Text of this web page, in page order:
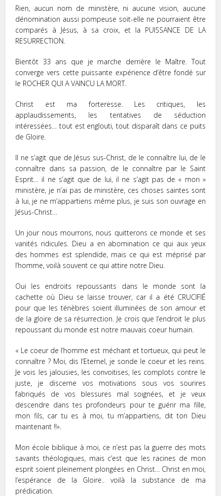
Rien, aucun nom de ministère, ni aucune vision, aucune
dénomination aussi pompeuse soit-elle ne pourraient être
comparés à Jésus, à sa croix, et la PUISSANCE DE LA
RESURRECTION.
Bientôt 33 ans que je marche derrière le Maître. Tout
converge vers cette puissante expérience d’être fondé sur
le ROCHER QUI A VAINCU LA MORT.
Christ est ma forteresse. Les critiques, les
applaudissements, les tentatives de séduction
intéressées… tout est englouti, tout disparaît dans ce puits
de Gloire.
Il ne s’agit que de Jésus sus-Christ, de le connaître lui, de le
connaître dans sa passion, de le connaître par le Saint
Esprit… il ne s’agit que de lui, il ne s’agit pas de « mon »
ministère, je n’ai pas de ministère, ces choses saintes sont
à lui, je ne m’appartiens même plus, je suis son ouvrage en
Jésus-Christ…
Un jour nous mourrons, nous quitterons ce monde et ses
vanités ridicules. Dieu a en abomination ce qui aux yeux
des hommes est splendide, mais ce qui est méprisé par
l’homme, voilà souvent ce qui attire notre Dieu.
Oui les endroits repoussants dans le monde sont la
cachette où Dieu se laisse trouver, car il a été CRUCIFIÉ
pour que les ténèbres soient illuminées de son amour et
de la gloire de sa résurrection. Je crois que l’endroit le plus
repoussant du monde est notre mauvais coeur humain.
« Le coeur de l’homme est méchant et tortueux, qui peut le
connaître ? Moi, dis l’Eternel, je sonde le coeur et les reins.
Je vois les jalousies, les convoitises, les complots contre le
juste, je discerne vos motivations sous vos sourires
fabriqués de vos blessures mal soignées, et je veux
descendre dans tes profondeurs pour te guérir ma fille,
mon fils, car tu es à moi, tu m’appartiens, dit ton Dieu
maintenant !!».
Mon école biblique à moi, ce n’est pas la guerre des mots
savants théologiques, mais c’est que les racines de mon
esprit soient pleinement plongées en Christ… Christ en moi,
l’espérance de la Gloire.. voilà la substance de ma
prédication.